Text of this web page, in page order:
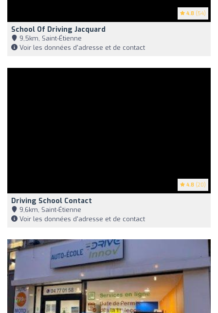
4.8 (54)
School Of Driving Jacquard
9,5km, Saint-Étienne
Voir les données d'adresse et de contact
4.8 (20)
Driving School Contact
9,6km, Saint-Étienne
Voir les données d'adresse et de contact